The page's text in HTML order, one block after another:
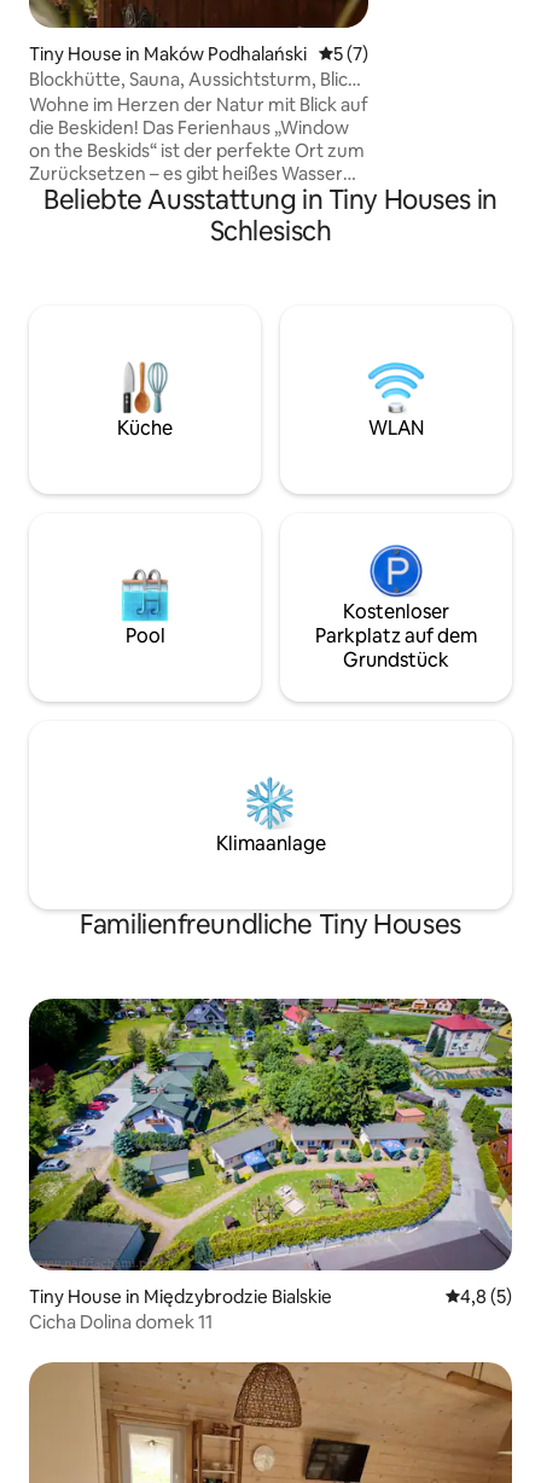
Tiny House in Maków Podhalański Durchschnittliche
5 (7)
Blockhütte, Sauna, Aussichtsturm, Blick
auf die Beskiden
Wohne im Herzen der Natur mit Blick auf
die Beskiden! Das Ferienhaus „Window
on the Beskids“ ist der perfekte Ort zum
Zurücksetzen – es gibt heißes Wasser
und einen Whirlpool, eine Sauna mit
Panoramablick auf die Berge oder eine
Entspannungszone in Form eines
der Nähe von Wanderwegen, weit weg
vom Trubel – perfekt für ein
romantisches Wochenende, einen
Familienurlaub oder eine einsame
Möglichkeit,
nutzen.
Beliebte Ausstattung in Tiny Houses in
Schlesisch
Küche WLAN
Pool
Kostenloser
Parkplatz auf dem
Grundstück
Klimaanlage
Familienfreundliche Tiny Houses
Tiny House in Międzybrodzie Bialskie
4,8 (5)
Cicha Dolina domek 11